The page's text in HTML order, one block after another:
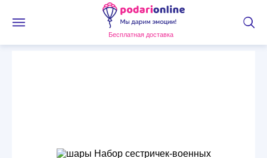
Бесплатная доставка